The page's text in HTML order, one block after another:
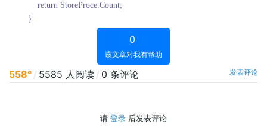
return StoreProce.Count;
}
0
该文章对我有帮助
558° / 5585 人阅读 / 0 条评论 发表评论
请 登录 后发表评论